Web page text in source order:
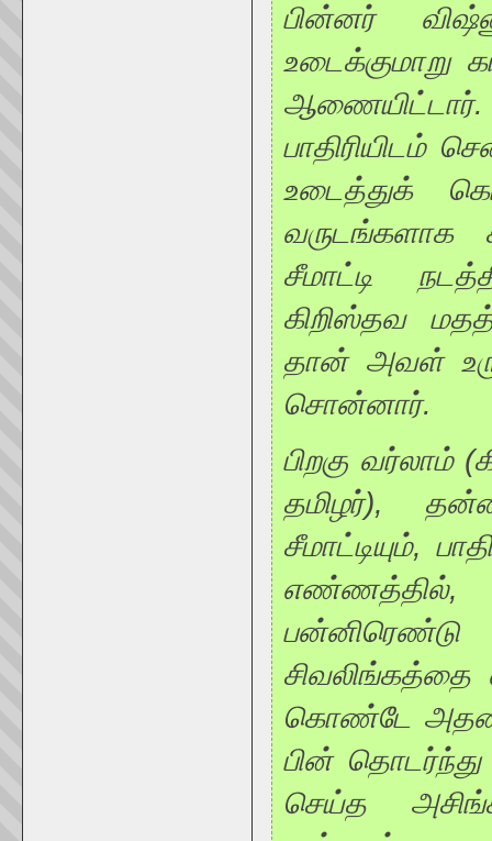
பின்னர்
உடைக்குமாறு
பாதிரியிடம்
உடைத்துக்
வருடங்களாக
சீமாட்டி
கிறிஸ்தவ
தான் அவள்
சொன்னார்.
பிறகு வர்லாம்
தமிழர்),
சீமாட்டியும்,
எண்ணத்தில்,
சிவலிங்கத்தை
கொண்டே அதன்
பின்
செய்த